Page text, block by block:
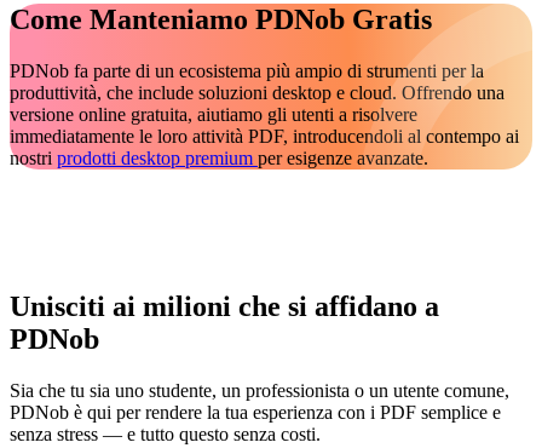
Qualità di output
Assistenza clienti
Nessuna informazione
personale richiesta
Output impeccabile:
sempre disponibiler
Esperti umani dedicati
Supporto con
Consegna
documenti pronti
il cliente in modo
Risolvi i problemi
Come Manteniamo PDNob Gratis
PDNob fa parte di un ecosistema più ampio di strumenti per la
produttività, che include soluzioni desktop e cloud. Offrendo una
versione online gratuita, aiutiamo gli utenti a risolvere
immediatamente le loro attività PDF, introducendoli al contempo ai
nostri prodotti desktop premium per esigenze avanzate.
Unisciti ai milioni che si affidano a
PDNob
Sia che tu sia uno studente, un professionista o un utente comune,
PDNob è qui per rendere la tua esperienza con i PDF semplice e
senza stress — e tutto questo senza costi.